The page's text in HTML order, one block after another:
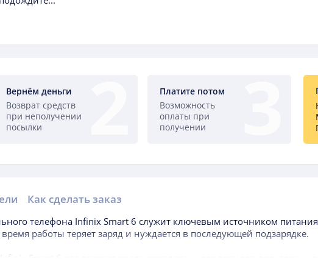
Вернём деньги
Возврат средств
при неполучении
посылки
Платите потом
Возможность
оплаты при
получении
Как сделать заказ
телефона Infinix Smart 6 служит ключевым источником
работы теряет заряд и нуждается в последующей подзарядке.
Infinix Smart 6
вас посетит после определенного периода
покупки гаджета, когда аккумуляторная батарея, находящаяся в